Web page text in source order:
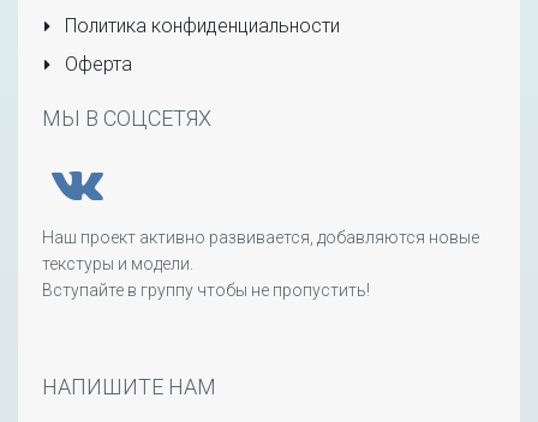
Политика конфиденциальности
Оферта
МЫ В СОЦСЕТЯХ
Наш проект активно развивается, добавляются новые
текстуры и модели.
Вступайте в группу чтобы не пропустить!
НАПИШИТЕ НАМ